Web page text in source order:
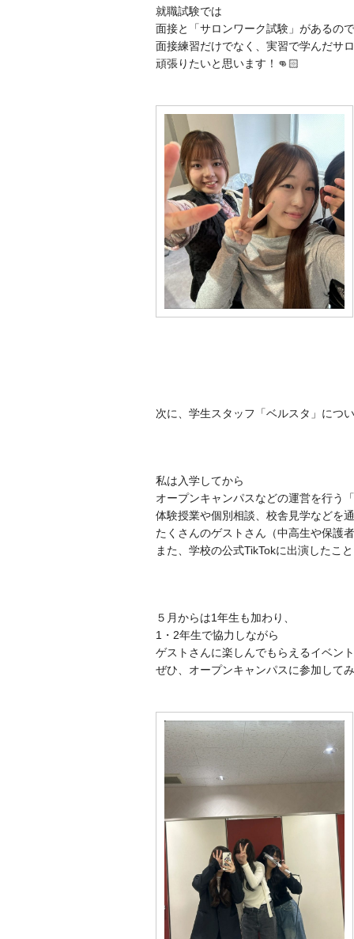
就職試験では
面接と「サロンワーク試験」があるので
面接練習だけでなく、実習で学んだサ
頑張りたいと思います！👊🏻
次に、学生スタッフ「ベルスタ」につい
私は入学してから
オープンキャンパスなどの運営を行う
体験授業や個別相談、校舎見学などを
たくさんのゲストさん（中高生や保護者
また、 学校の公式TikTokに出演したこ
５月からは1年生も加わり、
1・2年生で協力しながら
ゲストさんに楽しんでもらえるイベント
ぜひ、オープンキャンパスに参加して